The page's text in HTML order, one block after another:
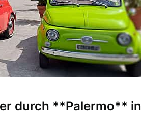
durch **Palermo** in